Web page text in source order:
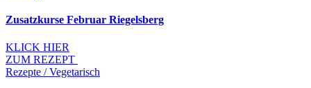
Zusatzkurse Februar Riegelsberg
KLICK HIER
ZUM REZEPT
Rezepte / Vegetarisch